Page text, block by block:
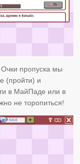
Очки пропуска мы
(пройти) и
в МайПаде или в
не торопиться!